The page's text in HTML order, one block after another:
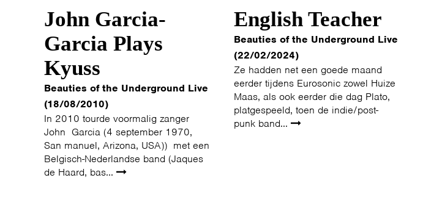
John Garcia-
Garcia Plays
Kyuss
Beauties of the Underground Live
(18/08/2010)
In 2010 tourde voormalig zanger
John Garcia (4 september 1970,
San manuel, Arizona, USA)) met een
Belgisch-Nederlandse band (Jaques
de Haard, bas...
English Teacher
Beauties of the Underground Live
(22/02/2024)
Ze hadden net een goede maand
eerder tijdens Eurosonic zowel Huize
Maas, als ook eerder die dag Plato,
platgespeeld, toen de indie/post-
punk band...